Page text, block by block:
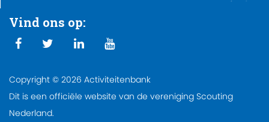
Vind ons op:
Copyright © 2026 Activiteitenbank
Dit is een officiële website van de vereniging Scouting
Nederland.